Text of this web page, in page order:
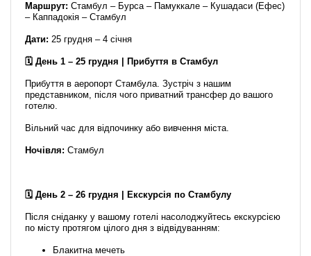
Маршрут: Стамбул – Бурса – Памуккале – Кушадаси (Ефес)
– Каппадокія – Стамбул
Дати: 25 грудня – 4 січня
🗓️ День 1 – 25 грудня | Прибуття в Стамбул
Прибуття в аеропорт Стамбула. Зустріч з нашим
представником, після чого приватний трансфер до вашого
готелю.
Вільний час для відпочинку або вивчення міста.
Ночівля: Стамбул
🗓️ День 2 – 26 грудня | Екскурсія по Стамбулу
Після сніданку у вашому готелі насолоджуйтесь екскурсією
по місту протягом цілого дня з відвідуванням:
Блакитна мечеть